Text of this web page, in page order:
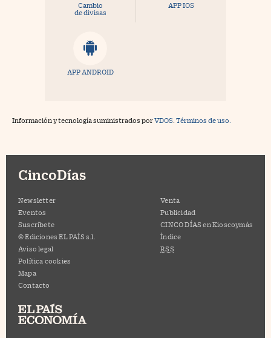
Cambio
de divisas
APP IOS
APP ANDROID
Información y tecnología suministrados porVDOS Términos de uso.
CincoDías
Newsletter
Eventos
Suscríbete
© Ediciones EL PAÍS s.l.
Aviso legal
Política cookies
Mapa
Contacto
Venta
Publicidad
CINCO DÍAS en Kioscoymás
Índice
RSS